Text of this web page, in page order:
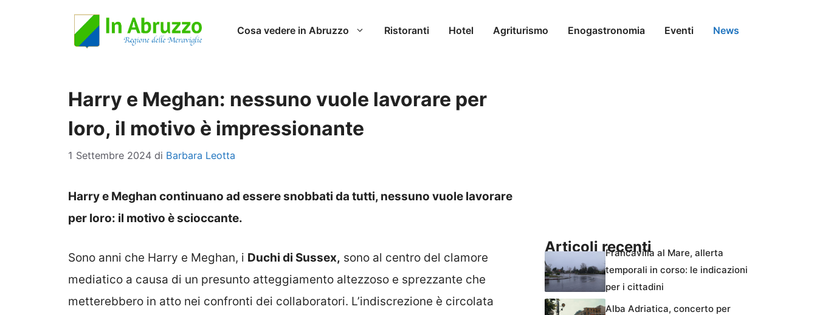
Cosa vedere in Abruzzo Ristoranti Hotel Agriturismo Enogastronomia Eventi News
Harry e Meghan: nessuno vuole lavorare per
loro, il motivo è impressionante
1 Settembre 2024 di Barbara Leotta
Harry e Meghan continuano ad essere snobbati da tutti, nessuno vuole lavorare
per loro: il motivo è scioccante.
Sono anni che Harry e Meghan, i Duchi di Sussex, sono al centro del clamore
mediatico a causa di un presunto atteggiamento altezzoso e sprezzante che
metterebbero in atto nei confronti dei collaboratori. L’indiscrezione è circolata
Articoli recentiFrancavilla al Mare, allerta
temporali in corso: le indicazioni
per i cittadini
Alba Adriatica, concerto per